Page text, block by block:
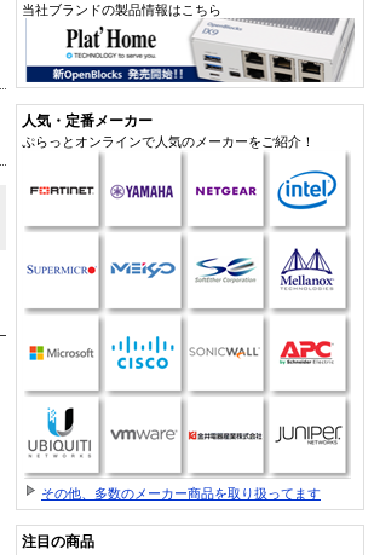
当社ブランドの製品情報はこちら
人気・定番メーカー
ぷらっとオンラインで人気のメーカーをご紹介！
その他、多数のメーカー商品を取り扱ってます
注目の商品